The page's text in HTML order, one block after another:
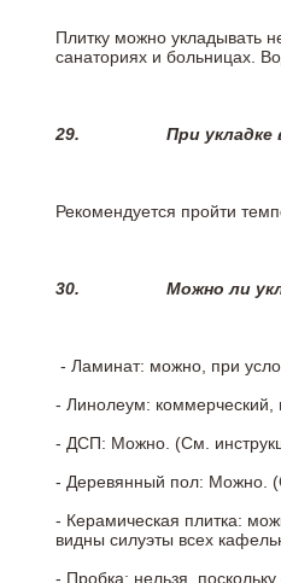
Плитку можно укладывать
санаториях и больницах.
29. При
Рекомендуется пройти
30. Можно ли
- Ламинат: можно, при
- Линолеум: коммерческий,
- ДСП: Можно. (См.
- Деревянный пол: Можно.
- Керамическая плитка:
видны силуэты всех
- Пробка: нельзя,